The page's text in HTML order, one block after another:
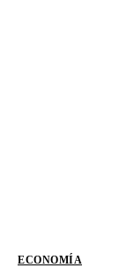
ECONOMÍA